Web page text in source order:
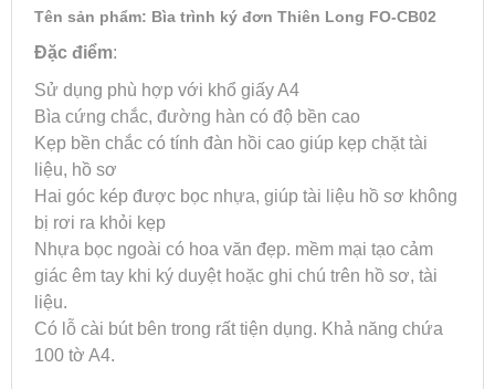
Tên sản phẩm: Bìa trình ký đơn Thiên Long FO-CB02
Đặc điểm:
Sử dụng phù hợp với khổ giấy A4
Bìa cứng chắc, đường hàn có độ bền cao
Kẹp bền chắc có tính đàn hồi cao giúp kẹp chặt tài
liệu, hồ sơ
Hai góc kép được bọc nhựa, giúp tài liệu hồ sơ không
bị rơi ra khỏi kẹp
Nhựa bọc ngoài có hoa văn đẹp. mềm mại tạo cảm
giác êm tay khi ký duyệt hoặc ghi chú trên hồ sơ, tài
liệu.
Có lỗ cài bút bên trong rất tiện dụng. Khả năng chứa
100 tờ A4.